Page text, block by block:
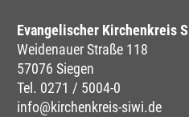
Evangelischer Kirchenkreis
Weidenauer Straße 118
57076 Siegen
Tel. 0271 / 5004-0
info@kirchenkreis-siwi.de